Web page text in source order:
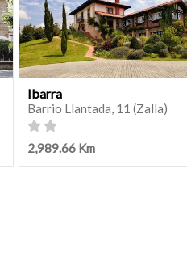
Ibarra
Barrio Llantada, 11 (Zalla)
2,989.66 Km